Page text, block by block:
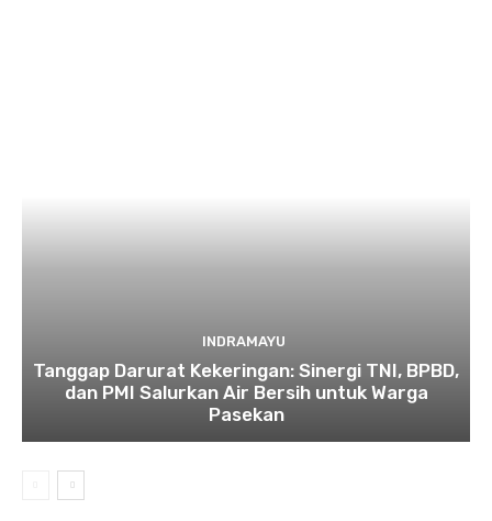
INDRAMAYU
​Tanggap Darurat Kekeringan: Sinergi TNI, BPBD,
dan PMI Salurkan Air Bersih untuk Warga
Pasekan